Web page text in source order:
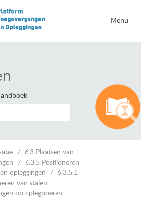
Menu
6.3 Plaatsen van
6.3.5 Positioneren
opleggingen
6.3.5.1
van stalen
op oplegpoeren